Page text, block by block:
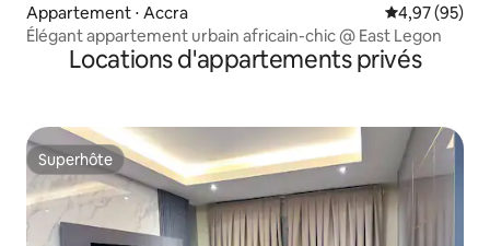
Appartement ⋅ Accra Évaluation
4,97 (95)
Élégant appartement urbain africain-chic @ East Legon
Locations d'appartements privés
Superhôte
Superhôte